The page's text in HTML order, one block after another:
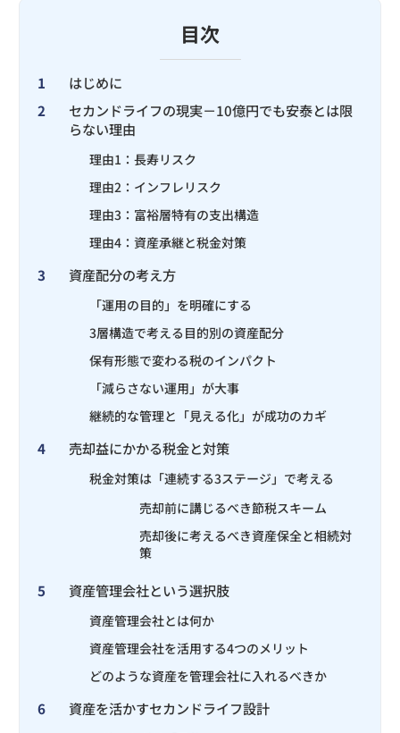
目次
1
はじめに
2
セカンドライフの現実－10億円でも安泰とは限
らない理由
理由1：長寿リスク
理由2：インフレリスク
理由3：富裕層特有の支出構造
理由4：資産承継と税金対策
3 資産配分の考え方
「運用の目的」を明確にする
3層構造で考える目的別の資産配分
保有形態で変わる税のインパクト
「減らさない運用」が大事
継続的な管理と「見える化」が成功のカギ
4 売却益にかかる税金と対策
税金対策は「連続する3ステージ」で考える
売却前に講じるべき節税スキーム
売却後に考えるべき資産保全と相続対
策
5 資産管理会社という選択肢
資産管理会社とは何か
資産管理会社を活用する4つのメリット
どのような資産を管理会社に入れるべきか
6 資産を活かすセカンドライフ設計